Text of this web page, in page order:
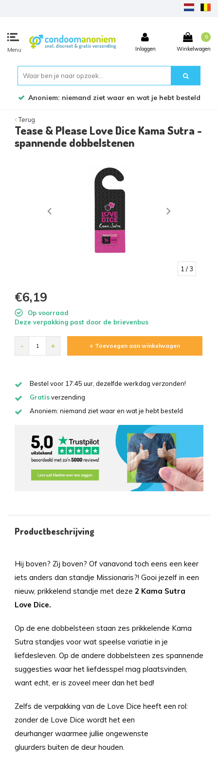
Menu Inloggen
0
Winkelwagen
Bestel voor 17:45 uur, dezelfde werkdag verzonden!
Terug
Tease & Please Love Dice Kama Sutra -
spannende dobbelstenen
1 / 3
€6,19
Op voorraad
Deze verpakking past door de brievenbus
- + + Toevoegen aan winkelwagen
Bestel voor 17:45 uur, dezelfde werkdag verzonden!
Gratisverzending
Anoniem: niemand ziet waar en wat je hebt besteld
Productbeschrijving
Hij boven? Zij boven? Of vanavond toch eens een keer
iets anders dan standje Missionaris?! Gooi jezelf in een
nieuw, prikkelend standje met deze 2 Kama Sutra
Love Dice.
Op de ene dobbelsteen staan zes prikkelende Kama
Sutra standjes voor wat speelse variatie in je
liefdesleven. Op de andere dobbelsteen zes spannende
suggesties waar het liefdesspel mag plaatsvinden,
want echt, er is zoveel meer dan het bed!
Zelfs de verpakking van de Love Dice heeft een rol:
zonder de Love Dice wordt het een
deurhanger waarmee jullie ongewenste
gluurders buiten de deur houden.